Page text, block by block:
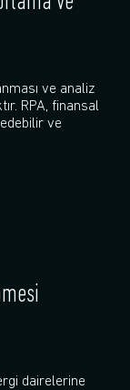
ve analiz
RPA, finansal
ve
dairelerine